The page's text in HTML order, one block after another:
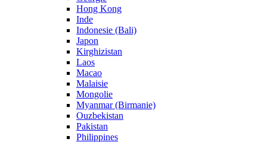
Hong Kong
Inde
Indonesie (Bali)
Japon
Kirghizistan
Laos
Macao
Malaisie
Mongolie
Myanmar (Birmanie)
Ouzbekistan
Pakistan
Philippines